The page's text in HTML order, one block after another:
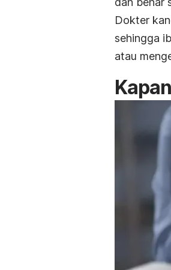
Dokter
sehingga
atau